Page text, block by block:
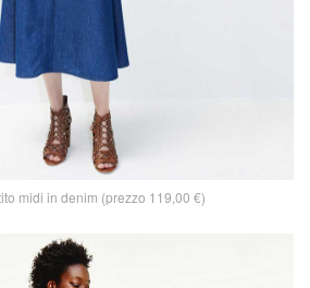
midi in denim (prezzo 119,00 €)